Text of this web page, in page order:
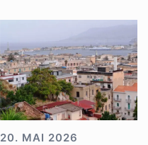
20. MAI 2026